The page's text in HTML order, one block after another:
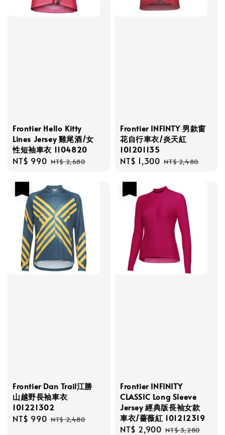
Frontier Hello Kitty
Lines Jersey 雞尾酒/女
性短袖車衣 1104820
Sale
NT$ 990 Regular
NT$ 2,680
Frontier INFINTY 男款窗
花自行車衣/炎天紅
101201135
Sale
NT$ 1,300 Regular
NT$ 2,480
Frontier Dan Trail江勝
山越野長袖車衣
101221302
Sale
NT$ 990 Regular
NT$ 2,480
Frontier INFINITY
CLASSIC Long Sleeve
Jersey 經典版長袖女款
車衣/薔薇紅 101212319
Sale
NT$ 2,900 Regular
NT$ 3,280